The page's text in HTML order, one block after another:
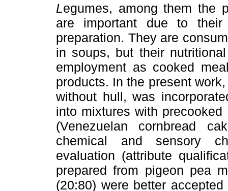
Legumes, among them the
are important due to
preparation. They are
in soups, but their
employment as cooked
products. In the present
without hull, was
into mixtures with
(Venezuelan cornbread
chemical and sensory
evaluation (attribute
prepared from pigeon pea
(20:80) were better